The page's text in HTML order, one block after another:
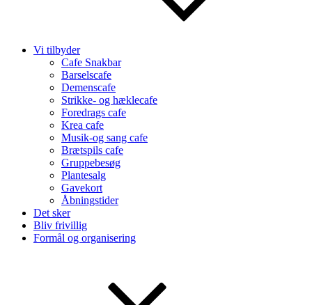
Vi tilbyder
Cafe Snakbar
Barselscafe
Demenscafe
Strikke- og hæklecafe
Foredrags cafe
Krea cafe
Musik-og sang cafe
Brætspils cafe
Gruppebesøg
Plantesalg
Gavekort
Åbningstider
Det sker
Bliv frivillig
Formål og organisering